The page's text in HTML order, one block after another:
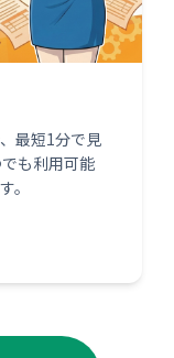
最短1分で見
も利用可能
。